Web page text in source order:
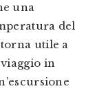
una
del
utile a
in